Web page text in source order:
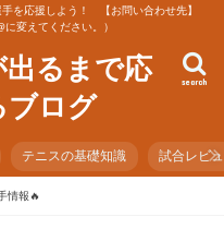
を応援しよう！ 【お問い合わせ先】
変えてください。）
るまで応
ブログ
search
テニスの基礎知識 試合レビ
情報🔥